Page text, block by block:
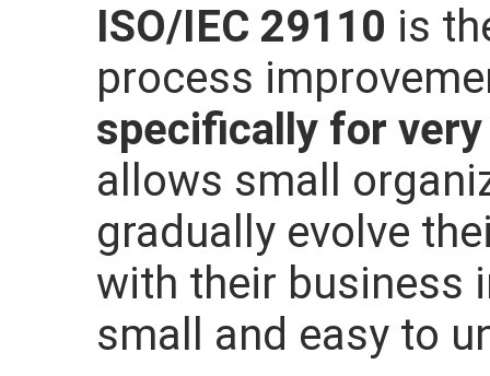
ISO/IEC 29110 is
process
specifically for
allows small
gradually evolve
with their business
small and easy to